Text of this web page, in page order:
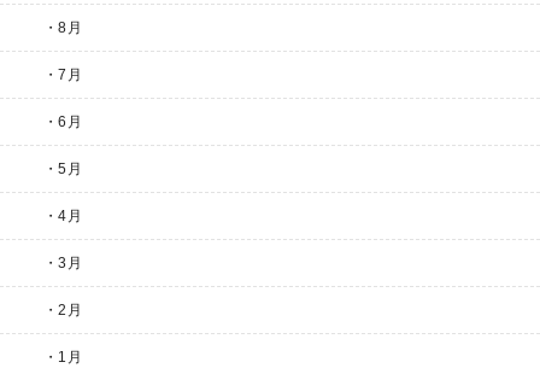
・8月
・7月
・6月
・5月
・4月
・3月
・2月
・1月